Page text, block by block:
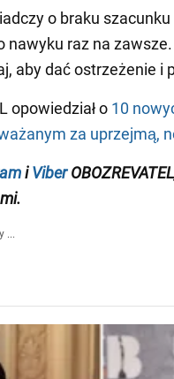
o braku
nawyku raz na
aby dać ostrzeżenie i
opowiedział o 10
za uprzejmą,
iViber OBOZREVATEL
.
...